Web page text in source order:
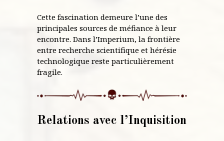
Cette fascination demeure l’une des
principales sources de méfiance à leur
encontre. Dans l’Imperium, la frontière
entre recherche scientifique et hérésie
technologique reste particulièrement
fragile.
Relations avec l’Inquisition